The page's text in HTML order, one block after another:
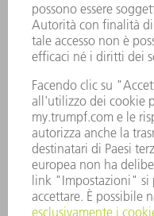
Taglio
flessibile
La TruLaser Tube
a 45°. Ciò riduce
ad esempio per la
saldatura, crea
progettazioni di